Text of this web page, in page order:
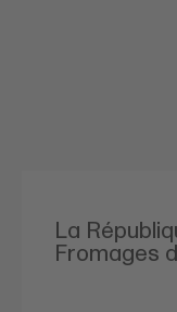
La
Fromages